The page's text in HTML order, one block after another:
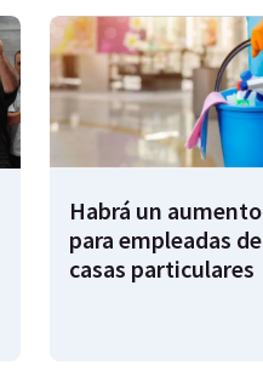
Habrá un aumento
para empleadas de
casas particulares